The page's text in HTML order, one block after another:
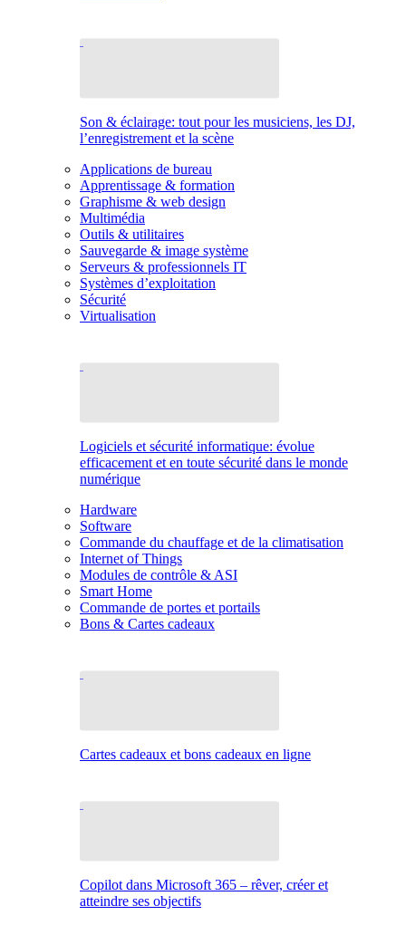
Son & éclairage: tout pour les musiciens, les DJ,
l’enregistrement et la scène
Applications de bureau
Apprentissage & formation
Graphisme & web design
Multimédia
Outils & utilitaires
Sauvegarde & image système
Serveurs & professionnels IT
Systèmes d’exploitation
Sécurité
Virtualisation
Logiciels et sécurité informatique: évolue
efficacement et en toute sécurité dans le monde
numérique
Hardware
Software
Commande du chauffage et de la climatisation
Internet of Things
Modules de contrôle & ASI
Smart Home
Commande de portes et portails
Bons & Cartes cadeaux
Cartes cadeaux et bons cadeaux en ligne
Copilot dans Microsoft 365 – rêver, créer et
atteindre ses objectifs